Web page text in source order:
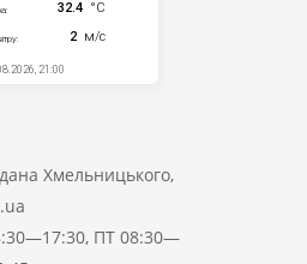
Хмельницького,
ПТ 08:30—